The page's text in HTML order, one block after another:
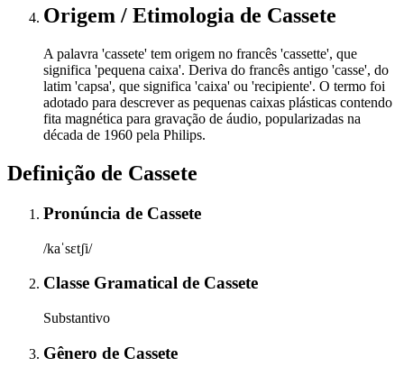
Origem / Etimologia de Cassete
A palavra 'cassete' tem origem no francês 'cassette', que
significa 'pequena caixa'. Deriva do francês antigo 'casse', do
latim 'capsa', que significa 'caixa' ou 'recipiente'. O termo foi
adotado para descrever as pequenas caixas plásticas contendo
fita magnética para gravação de áudio, popularizadas na
década de 1960 pela Philips.
Definição de Cassete
Pronúncia de Cassete
/kaˈsɛtʃi/
Classe Gramatical de Cassete
Substantivo
Gênero de Cassete